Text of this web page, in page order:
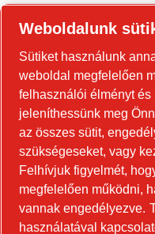
Forduljon hozzánk
berendezésekkel
berendezésekkel
power-
Linkedin
YouTube
Weboldalunk
Sütiket használunk
weboldal megfelelően
felhasználói élményt és
jeleníthessünk meg
az összes sütit,
szükségeseket, vagy
Felhívjuk figyelmét,
megfelelően működni,
vannak engedélyezve.
használatával